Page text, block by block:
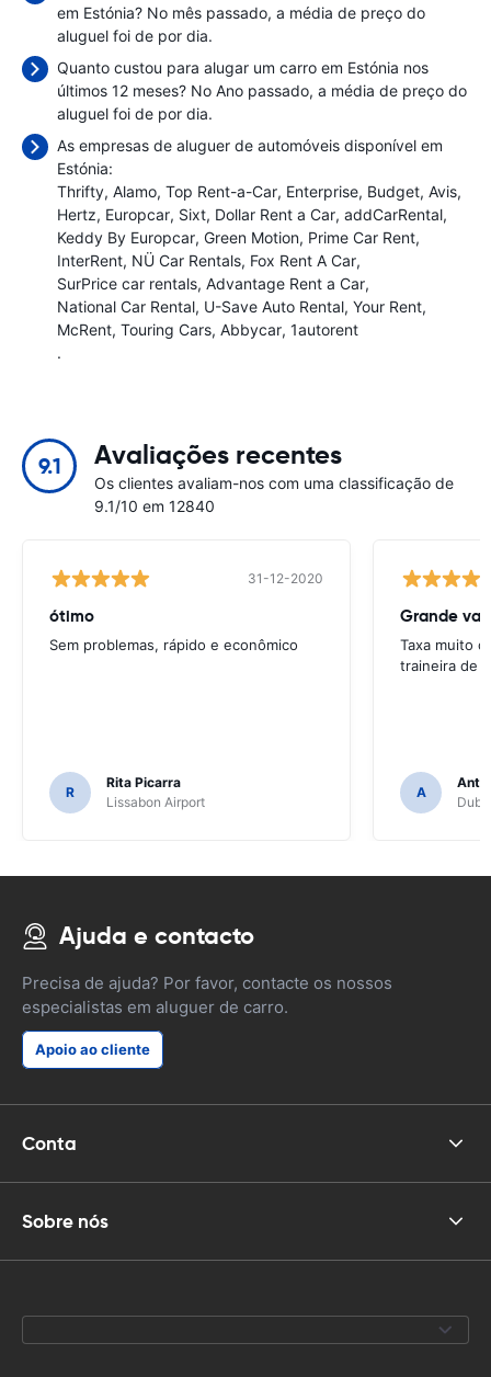
em Estónia? No mês passado, a média de preço do
aluguel foi de por dia.
Quanto custou para alugar um carro em Estónia nos
últimos 12 meses? No Ano passado, a média de preço do
aluguel foi de por dia.
As empresas de aluguer de automóveis disponível em
Estónia:
Thrifty Alamo Top Rent-a-Car Enterprise Budget Avis
Hertz Europcar Sixt Dollar Rent a Car addCarRental
Keddy By Europcar Green Motion Prime Car Rent
InterRent NÜ Car Rentals Fox Rent A Car
SurPrice car rentals Advantage Rent a Car
National Car Rental U-Save Auto Rental Your Rent
McRent Touring Cars Abbycar 1autorent
.
9.1 Avaliações recentes
Os clientes avaliam-nos com uma classificação de
9.1/10 em 12840
31-12-2020
ótimo
Sem problemas, rápido e econômico
R
Rita Picarra
Lissabon Airport
Grande
Taxa muito
traineira de
A
Ajuda e contacto
Precisa de ajuda? Por favor, contacte os nossos
especialistas em aluguer de carro.
Apoio ao cliente
Conta
Sobre nós